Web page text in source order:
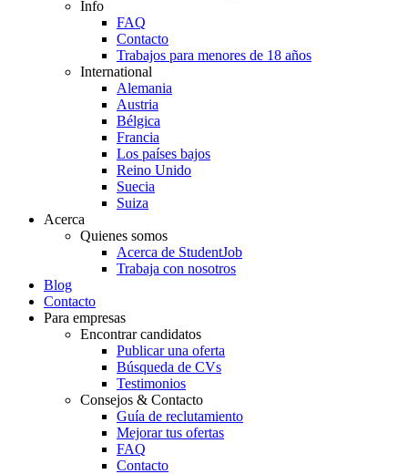
Info
FAQ
Contacto
Trabajos para menores de 18 años
International
Alemania
Austria
Bélgica
Francia
Los países bajos
Reino Unido
Suecia
Suiza
Acerca
Quienes somos
Acerca de StudentJob
Trabaja con nosotros
Blog
Contacto
Para empresas
Encontrar candidatos
Publicar una oferta
Búsqueda de CVs
Testimonios
Consejos & Contacto
Guía de reclutamiento
Mejorar tus ofertas
FAQ
Contacto